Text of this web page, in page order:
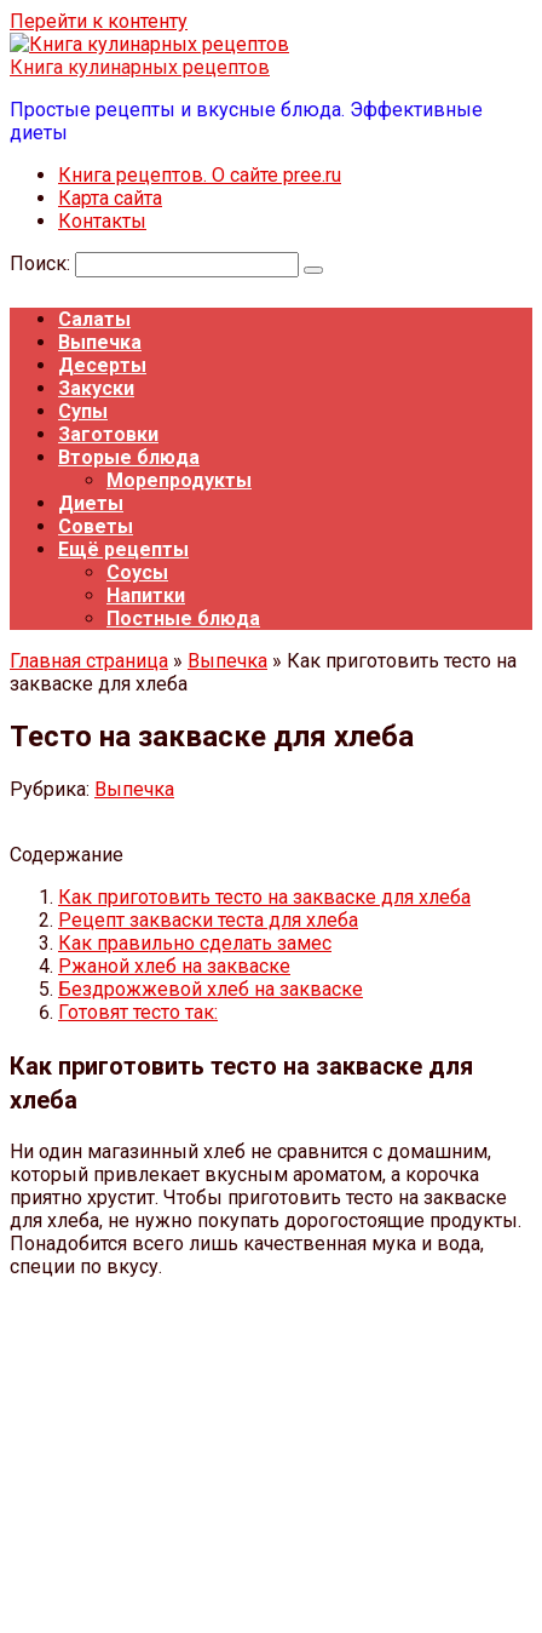
Перейти к контенту
Книга кулинарных рецептов
Простые рецепты и вкусные блюда. Эффективные
диеты
Книга рецептов. О сайте pree.ru
Карта сайта
Контакты
Поиск:
Салаты
Выпечка
Десерты
Закуски
Супы
Заготовки
Вторые блюда
Морепродукты
Диеты
Советы
Ещё рецепты
Соусы
Напитки
Постные блюда
Главная страница » Выпечка » Как приготовить тесто на
закваске для хлеба
Тесто на закваске для хлеба
Рубрика: Выпечка
Содержание
Как приготовить тесто на закваске для хлеба
Рецепт закваски теста для хлеба
Как правильно сделать замес
Ржаной хлеб на закваске
Бездрожжевой хлеб на закваске
Готовят тесто так:
Как приготовить тесто на закваске для
хлеба
Ни один магазинный хлеб не сравнится с домашним,
который привлекает вкусным ароматом, а корочка
приятно хрустит. Чтобы приготовить тесто на закваске
для хлеба, не нужно покупать дорогостоящие продукты.
Понадобится всего лишь качественная мука и вода,
специи по вкусу.